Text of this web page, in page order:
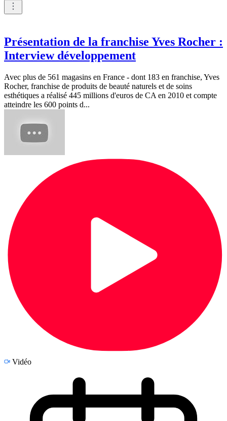
Présentation de la franchise Yves Rocher :
Interview développement
Avec plus de 561 magasins en France - dont 183 en franchise, Yves
Rocher, franchise de produits de beauté naturels et de soins
esthétiques a réalisé 445 millions d'euros de CA en 2010 et compte
atteindre les 600 points d...
Vidéo